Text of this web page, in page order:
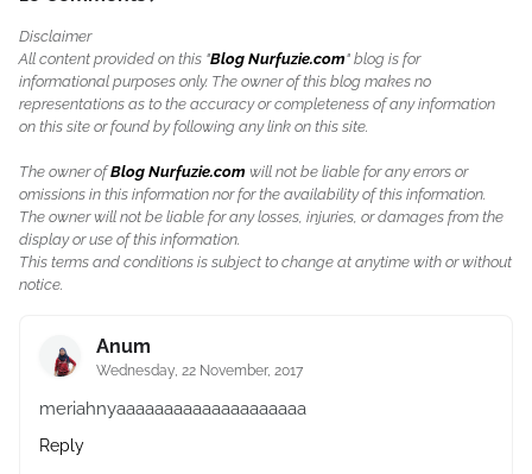
Disclaimer
All content provided on this "Blog Nurfuzie.com" blog is for
informational purposes only. The owner of this blog makes no
representations as to the accuracy or completeness of any information
on this site or found by following any link on this site.
The owner ofBlog Nurfuzie.com will not be liable for any errors or
omissions in this information nor for the availability of this information.
The owner will not be liable for any losses, injuries, or damages from the
display or use of this information.
This terms and conditions is subject to change at anytime with or without
notice.
Anum
Wednesday, 22 November, 2017
meriahnyaaaaaaaaaaaaaaaaaaaa
Reply